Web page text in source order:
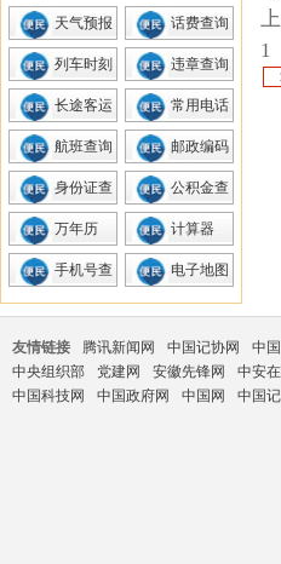
天气预报 话费查询
列车时刻 违章查询
长途客运 常用电话
航班查询 邮政编码
身份证查
询
公积金查
询
万年历 计算器
手机号查
询
电子地图
1
友情链接 腾讯新闻网 中国记协网 中
中央组织部
党建网 安徽先锋网 中安
中国科技网
中国政府网 中国网 中国